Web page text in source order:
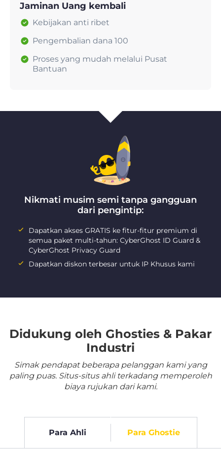
Jaminan Uang kembali
Kebijakan anti ribet
Pengembalian dana 100
Proses yang mudah melalui Pusat
Bantuan
Nikmati musim semi tanpa gangguan
dari pengintip:
Dapatkan akses GRATIS ke fitur-fitur premium di
semua paket multi-tahun: CyberGhost ID Guard &
CyberGhost Privacy Guard
Dapatkan diskon terbesar untuk IP Khusus kami
Didukung oleh Ghosties & Pakar
Industri
Simak pendapat beberapa pelanggan kami yang
paling puas. Situs-situs ahli terkadang memperoleh
biaya rujukan dari kami.
Para Ahli Para Ghostie